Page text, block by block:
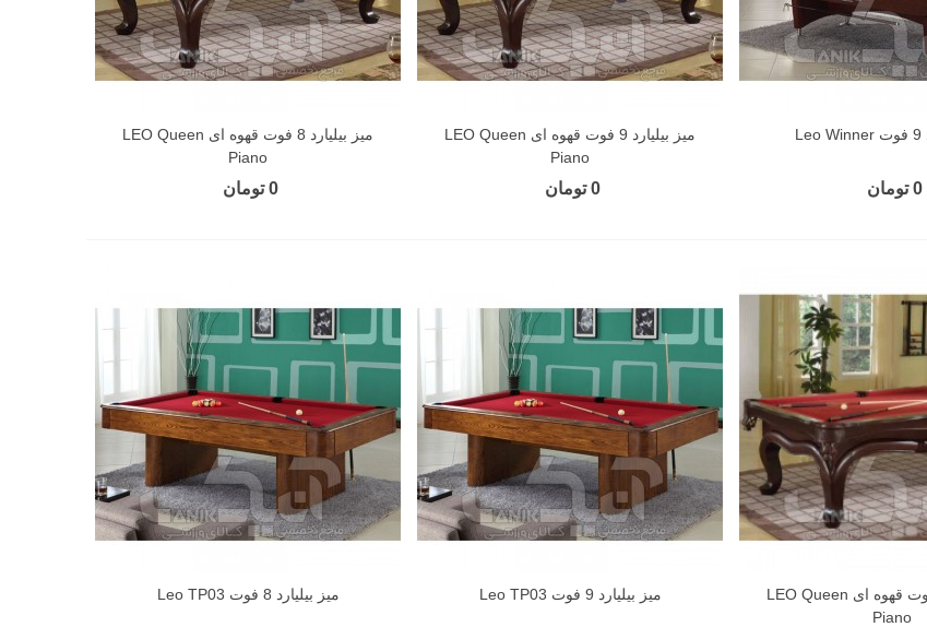
0 تومان
میز بیلیارد 9 فوت قهوه ای LEO Queen
Piano
0 تومان
میز بیلیارد 8 فوت قهوه ای LEO Queen
Piano
0 تومان
میز بیلیارد 7 فوت قهوه ای LEO Queen
Piano
میز بیلیارد 9 فوت Leo TP03 میز بیلیارد 8 فوت Leo TP03